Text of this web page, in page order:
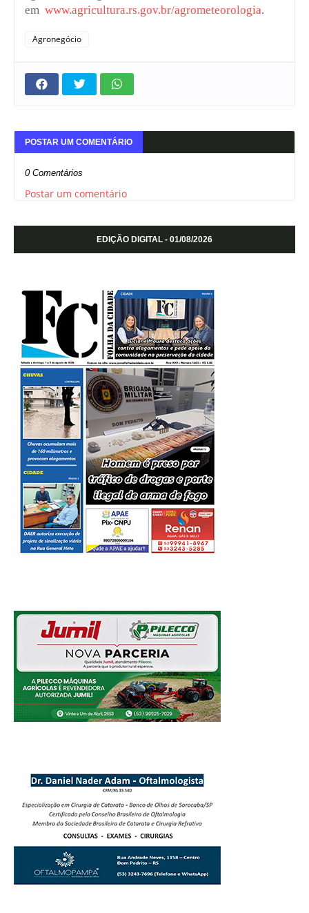
em www.agricultura.rs.gov.br/agrometeorologia.
Agronegócio
POSTAR UM COMENTÁRIO
0 Comentários
Postar um comentário
EDIÇÃO DIGITAL - 01/08/2026